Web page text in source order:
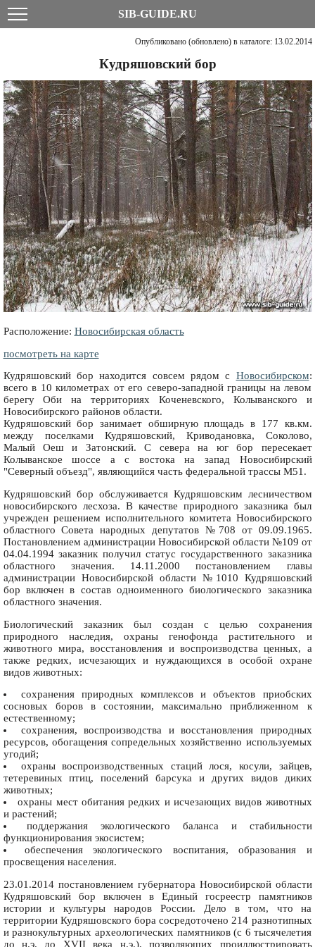
SIB-GUIDE.RU
Опубликовано (обновлено) в каталоге: 13.02.2014
Кудряшовский бор
Расположение: Новосибирская область
посмотреть на карте
Кудряшовский бор находится совсем рядом с Новосибирском:
всего в 10 километрах от его северо-западной границы на левом
берегу Оби на территориях Коченевского, Колыванского и
Новосибирского районов области.
Кудряшовский бор занимает обширную площадь в 177 кв.км.
между поселками Кудряшовский, Криводановка, Соколово,
Малый Оеш и Затонский. С севера на юг бор пересекает
Колыванское шоссе а с востока на запад Новосибирский
"Северный объезд", являющийся часть федеральной трассы М51.
Кудряшовский бор обслуживается Кудряшовским лесничеством
новосибирского лесхоза. В качестве природного заказника был
учрежден решением исполнительного комитета Новосибирского
областного Совета народных депутатов №708 от 09.09.1965.
Постановлением администрации Новосибирской области №109 от
04.04.1994 заказник получил статус государственного заказника
областного значения. 14.11.2000 постановлением главы
администрации Новосибирской области №1010 Кудряшовский
бор включен в состав одноименного биологического заказника
областного значения.
Биологический заказник был создан с целью сохранения
природного наследия, охраны генофонда растительного и
животного мира, восстановления и воспроизводства ценных, а
также редких, исчезающих и нуждающихся в особой охране
видов животных:
сохранения природных комплексов и объектов приобских
сосновых боров в состоянии, максимально приближенном к
естественному;
сохранения, воспроизводства и восстановления природных
ресурсов, обогащения сопредельных хозяйственно используемых
угодий;
охраны воспроизводственных стаций лося, косули, зайцев,
тетеревиных птиц, поселений барсука и других видов диких
животных;
охраны мест обитания редких и исчезающих видов животных
и растений;
поддержания экологического баланса и стабильности
функционирования экосистем;
обеспечения экологического воспитания, образования и
просвещения населения.
23.01.2014 постановлением губернатора Новосибирской области
Кудряшовский бор включен в Единый госреестр памятников
истории и культуры народов России. Дело в том, что на
территории Кудряшовского бора сосредоточено 214 разнотипных
и разнокультурных археологических памятников (с 6 тысячелетия
до н.э. до XVII века н.э.), позволяющих проиллюстрировать